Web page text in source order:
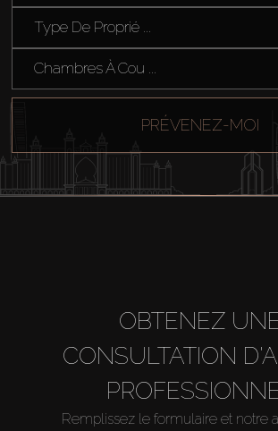
Type De Proprié ...
Chambres À Cou ...
PRÉVENEZ-MOI
OBTENEZ
CONSULTATION
Remplissez le formulaire et notre